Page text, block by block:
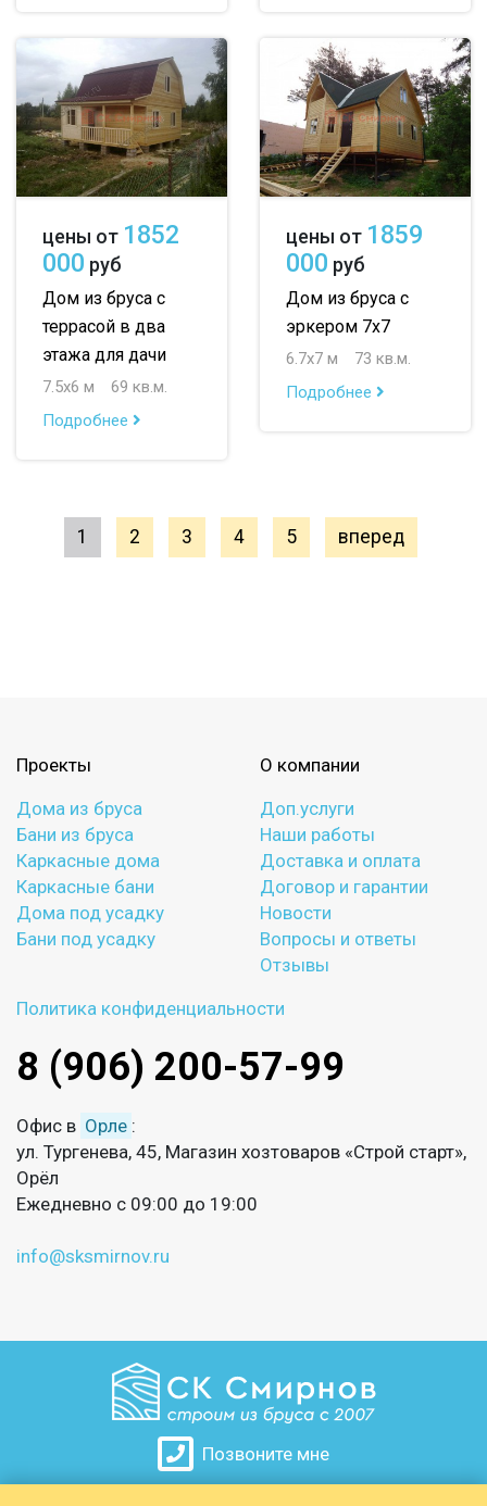
цены от 1852
000 руб
Дом из бруса с
террасой в два
этажа для дачи
7.5х6 м
69 кв.м.
Подробнее
цены от 1859
000 руб
Дом из бруса с
эркером 7х7
6.7х7 м
73 кв.м.
Подробнее
1 2 3 4 5 вперед
Проекты
Дома из бруса
Бани из бруса
Каркасные дома
Каркасные бани
Дома под усадку
Бани под усадку
О компании
Доп.услуги
Наши работы
Доставка и оплата
Договор и гарантии
Новости
Вопросы и ответы
Отзывы
Политика конфиденциальности
8 (906) 200-57-99
Офис в Орле :
ул. Тургенева, 45, Магазин хозтоваров «Строй старт»,
Орёл
Ежедневно с 09:00 до 19:00
info@sksmirnov.ru
Позвоните мне